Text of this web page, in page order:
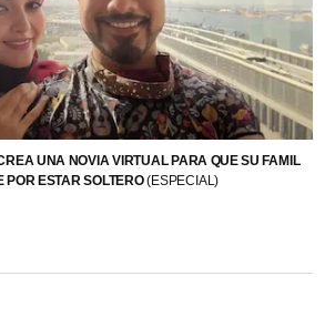
UNA NOVIA VIRTUAL PARA QUE SU FAMIL
POR ESTAR SOLTERO(ESPECIAL)